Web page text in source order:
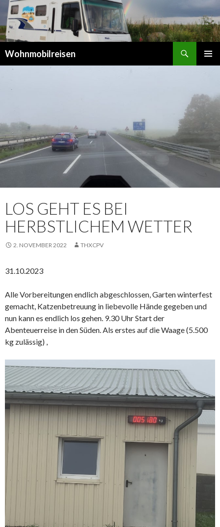
Wohnmobilreisen
ZUM
LOS GEHT ES BEI
HERBSTLICHEM WETTER
2. NOVEMBER 2022 THXCPV
31.10.2023
Alle Vorbereitungen endlich abgeschlossen, Garten winterfest
gemacht, Katzenbetreuung in liebevolle Hände gegeben und
nun kann es endlich los gehen. 9.30 Uhr Start der
Abenteuerreise in den Süden. Als erstes auf die Waage (5.500
kg zulässig) ,